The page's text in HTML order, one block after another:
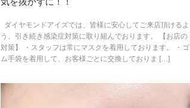
ダイヤモンドアイズでは、皆様に安心してご来店頂けるよ
う、引き続き感染症対策に取り組んでおります。 【お店の
対策】 ・スタッフは常にマスクを着用しております。 ・ゴ
ム手袋を着用して、お客様ごとに交換しておりま […]